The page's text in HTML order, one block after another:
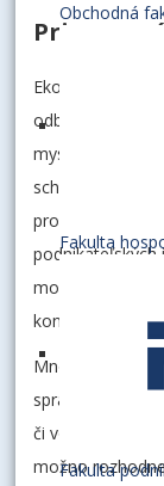
Obchodná
Fakulta
Fakulta
Ekonomická
odbornej
myslenie,
schopnosť
prostredí fakúlt,
podnikateľských
mohli objaviť
kontakty, ktoré
Mnohých z vás
správe, v
či vo vlastných
možno